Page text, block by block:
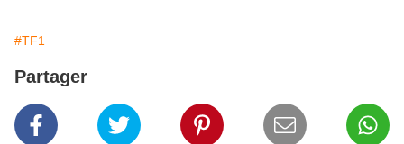
#TF1
Partager